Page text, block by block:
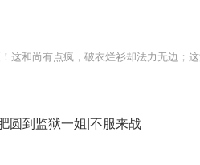
圆到监狱一姐|不服来战